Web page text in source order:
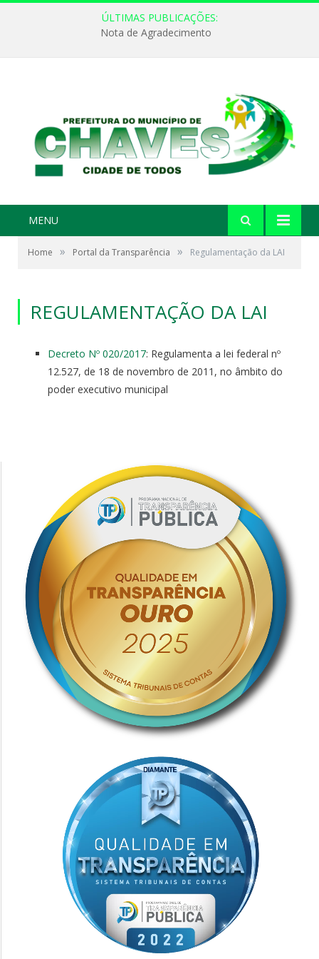
ÚLTIMAS PUBLICAÇÕES:
Nota de Agradecimento
MENU
Home » Portal da Transparência » Regulamentação da LAI
REGULAMENTAÇÃO DA LAI
Decreto Nº 020/2017: Regulamenta a lei federal nº
12.527, de 18 de novembro de 2011, no âmbito do
poder executivo municipal